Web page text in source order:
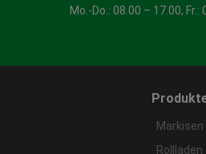
Mo.-Do.: 08.00 – 17.00, Fr.:
Markisen
Rollladen